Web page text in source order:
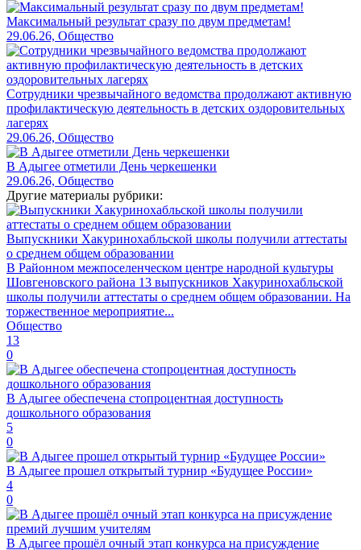
Максимальный результат сразу по двум предметам!
29.06.26, Общество
Сотрудники чрезвычайного ведомства продолжают активную
профилактическую деятельность в детских оздоровительных
лагерях
29.06.26, Общество
В Адыгее отметили День черкешенки
29.06.26, Общество
Другие материалы рубрики:
Выпускники Хакуринохабльской школы получили аттестаты
о среднем общем образовании
В Районном межпоселенческом центре народной культуры
Шовгеновского района 13 выпускников Хакуринохабльской
школы получили аттестаты о среднем общем образовании. На
торжественное мероприятие...
Общество
13
0
В Адыгее обеспечена стопроцентная доступность
дошкольного образования
5
0
В Адыгее прошел открытый турнир «Будущее России»
4
0
В Адыгее прошёл очный этап конкурса на присуждение